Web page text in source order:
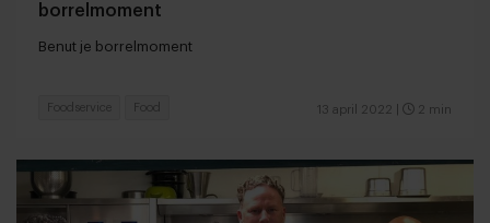
borrelmoment
Benut je borrelmoment
13 april 2022 2 min
Foodservice Food